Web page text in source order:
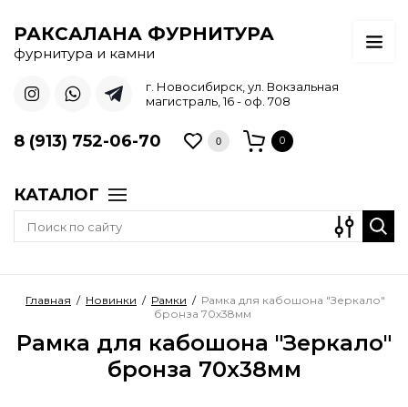
РАКСАЛАНА ФУРНИТУРА
фурнитура и камни
г. Новосибирск, ул. Вокзальная
магистраль, 16 - оф. 708
8 (913) 752-06-70 0 0
КАТАЛОГ
Главная / Новинки / Рамки / Рамка для кабошона "Зеркало"
бронза 70х38мм
Рамка для кабошона "Зеркало"
бронза 70х38мм